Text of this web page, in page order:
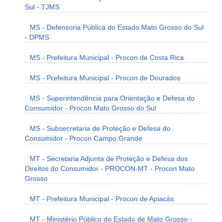
Sul - TJMS
MS - Defensoria Pública do Estado Mato Grosso do Sul
- DPMS
MS - Prefeitura Municipal - Procon de Costa Rica
MS - Prefeitura Municipal - Procon de Dourados
MS - Superintendência para Orientação e Defesa do
Consumidor - Procon Mato Grosso do Sul
MS - Subsecretaria de Proteção e Defesa do
Consumidor - Procon Campo Grande
MT - Secretaria Adjunta de Proteção e Defesa dos
Direitos do Consumidor - PROCON-MT - Procon Mato
Grosso
MT - Prefeitura Municipal - Procon de Apiacás
MT - Ministério Público do Estado de Mato Grosso -